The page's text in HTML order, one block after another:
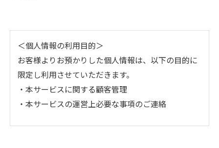
＜個人情報の利用目的＞
お客様よりお預かりした個人情報は、以下の目的に
限定し利用させていただきます。
・本サービスに関する顧客管理
・本サービスの運営上必要な事項のご連絡